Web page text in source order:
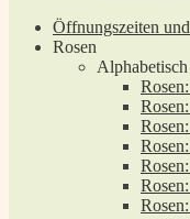
Öffnungszeiten
Rosen